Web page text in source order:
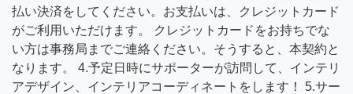
払い決済をしてください。お支払いは、クレジットカード
がご利用いただけます。 クレジットカードをお持ちでな
い方は事務局までご連絡ください。そうすると、本契約と
なります。 4.予定日時にサポーターが訪問して、インテリ
アデザイン、インテリアコーディネートをします！ 5.サー